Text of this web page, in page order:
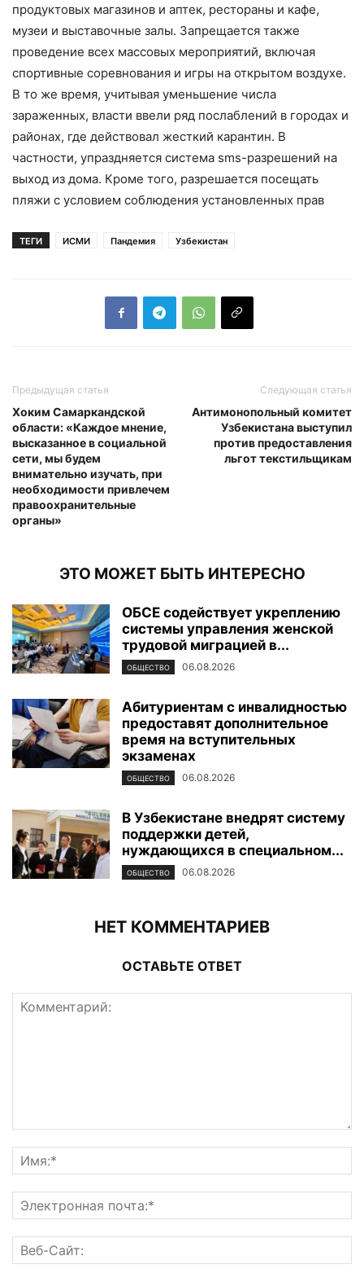
продуктовых магазинов и аптек, рестораны и кафе,
музеи и выставочные залы. Запрещается также
проведение всех массовых мероприятий, включая
спортивные соревнования и игры на открытом воздухе.
В то же время, учитывая уменьшение числа
зараженных, власти ввели ряд послаблений в городах и
районах, где действовал жесткий карантин. В
частности, упраздняется система sms-разрешений на
выход из дома. Кроме того, разрешается посещать
пляжи с условием соблюдения установленных прав
ТЕГИ ИСМИ Пандемия Узбекистан
Предыдущая статья
Хоким Самаркандской
области: «Каждое мнение,
высказанное в социальной
сети, мы будем
внимательно изучать, при
необходимости привлечем
правоохранительные
органы»
Следующая статья
Антимонопольный комитет
Узбекистана выступил
против предоставления
льгот текстильщикам
ЭТО МОЖЕТ БЫТЬ ИНТЕРЕСНО
ОБСЕ содействует укреплению
системы управления женской
трудовой миграцией в...
ОБЩЕСТВО 06.08.2026
Абитуриентам с инвалидностью
предоставят дополнительное
время на вступительных
экзаменах
ОБЩЕСТВО 06.08.2026
В Узбекистане внедрят систему
поддержки детей,
нуждающихся в специальном...
ОБЩЕСТВО 06.08.2026
НЕТ КОММЕНТАРИЕВ
ОСТАВЬТЕ ОТВЕТ